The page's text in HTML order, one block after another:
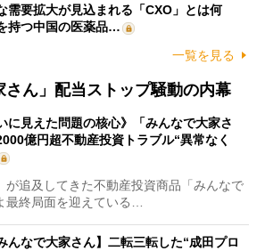
需要拡大が見込まれる「CXO」とは何
持つ中国の医薬品…
一覧を見る
さん」配当ストップ騒動の内幕
に見えた問題の核心》「みんなで大家さ
億円超不動産投資トラブル“異常なく
追及してきた不動産投資商品「みんなで
最終局面を迎えている…
んなで大家さん】二転三転した“成田プロ